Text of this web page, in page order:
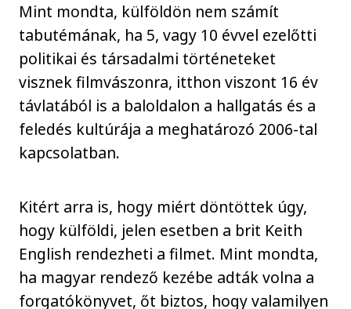
Mint mondta, külföldön nem számít
tabutémának, ha 5, vagy 10 évvel ezelőtti
politikai és társadalmi történeteket
visznek filmvászonra, itthon viszont 16 év
távlatából is a baloldalon a hallgatás és a
feledés kultúrája a meghatározó 2006-tal
kapcsolatban.
Kitért arra is, hogy miért döntöttek úgy,
hogy külföldi, jelen esetben a brit Keith
English rendezheti a filmet. Mint mondta,
ha magyar rendező kezébe adták volna a
forgatókönyvet, őt biztos, hogy valamilyen